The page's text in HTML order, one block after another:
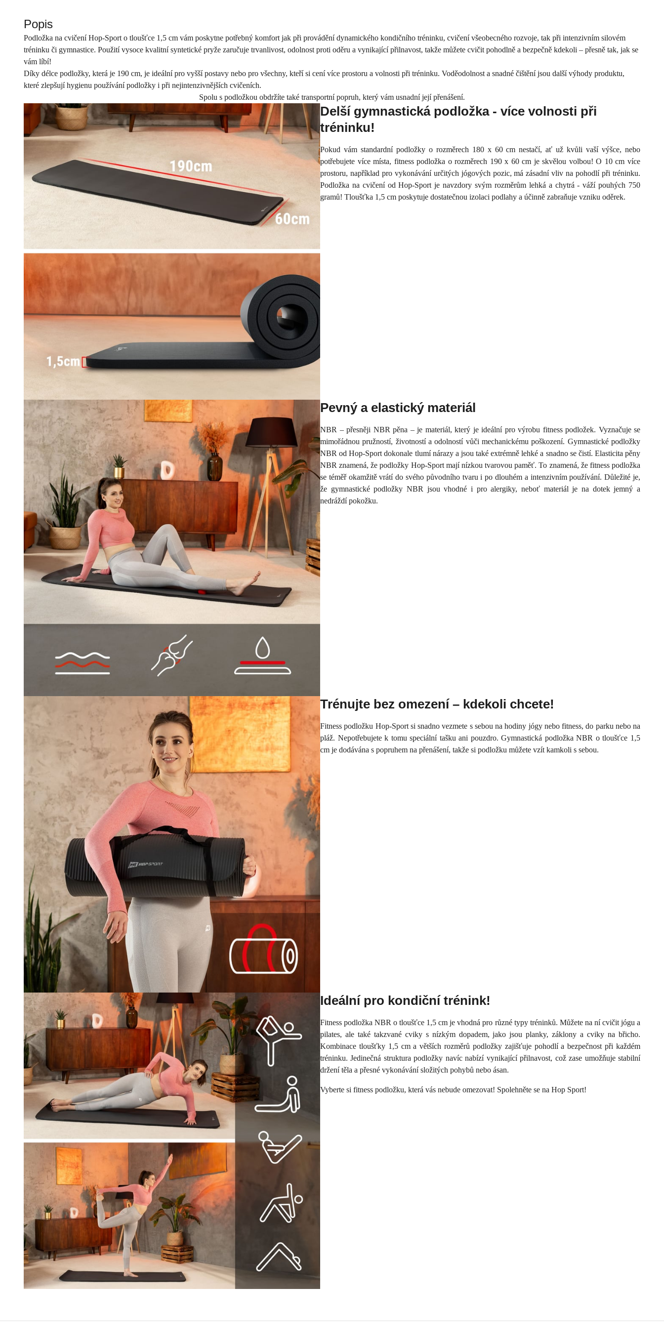
Popis
Podložka na cvičení Hop-Sport o tloušťce 1,5 cm vám poskytne potřebný komfort jak při provádění dynamického kondičního tréninku, cvičení všeobecného rozvoje, tak při intenzivním silovém
tréninku či gymnastice. Použití vysoce kvalitní syntetické pryže zaručuje trvanlivost, odolnost proti oděru a vynikající přilnavost, takže můžete cvičit pohodlně a bezpečně kdekoli – přesně tak, jak se
vám líbí!
Díky délce podložky, která je 190 cm, je ideální pro vyšší postavy nebo pro všechny, kteří si cení více prostoru a volnosti při tréninku. Voděodolnost a snadné čištění jsou další výhody produktu,
které zlepšují hygienu používání podložky i při nejintenzivnějších cvičeních.
Spolu s podložkou obdržíte také transportní popruh, který vám usnadní její přenášení.
Delší gymnastická podložka - více volnosti při
tréninku!
Pokud vám standardní podložky o rozměrech 180 x 60 cm nestačí, ať už kvůli vaší výšce, nebo
potřebujete více místa, fitness podložka o rozměrech 190 x 60 cm je skvělou volbou! O 10 cm více
prostoru, například pro vykonávání určitých jógových pozic, má zásadní vliv na pohodlí při tréninku.
Podložka na cvičení od Hop-Sport je navzdory svým rozměrům lehká a chytrá - váží pouhých 750
gramů! Tloušťka 1,5 cm poskytuje dostatečnou izolaci podlahy a účinně zabraňuje vzniku oděrek.
Pevný a elastický materiál
NBR – přesněji NBR pěna – je materiál, který je ideální pro výrobu fitness podložek. Vyznačuje se
mimořádnou pružností, životností a odolností vůči mechanickému poškození. Gymnastické podložky
NBR od Hop-Sport dokonale tlumí nárazy a jsou také extrémně lehké a snadno se čistí. Elasticita pěny
NBR znamená, že podložky Hop-Sport mají nízkou tvarovou paměť. To znamená, že fitness podložka
se téměř okamžitě vrátí do svého původního tvaru i po dlouhém a intenzivním používání. Důležité je,
že gymnastické podložky NBR jsou vhodné i pro alergiky, neboť materiál je na dotek jemný a
nedráždí pokožku.
Trénujte bez omezení – kdekoli chcete!
Fitness podložku Hop-Sport si snadno vezmete s sebou na hodiny jógy nebo fitness, do parku nebo na
pláž. Nepotřebujete k tomu speciální tašku ani pouzdro. Gymnastická podložka NBR o tloušťce 1,5
cm je dodávána s popruhem na přenášení, takže si podložku můžete vzít kamkoli s sebou.
Ideální pro kondiční trénink!
Fitness podložka NBR o tloušťce 1,5 cm je vhodná pro různé typy tréninků. Můžete na ní cvičit jógu a
pilates, ale také takzvané cviky s nízkým dopadem, jako jsou planky, záklony a cviky na břicho.
Kombinace tloušťky 1,5 cm a větších rozměrů podložky zajišťuje pohodlí a bezpečnost při každém
tréninku. Jedinečná struktura podložky navíc nabízí vynikající přilnavost, což zase umožňuje stabilní
držení těla a přesné vykonávání složitých pohybů nebo ásan.
Vyberte si fitness podložku, která vás nebude omezovat! Spolehněte se na Hop Sport!